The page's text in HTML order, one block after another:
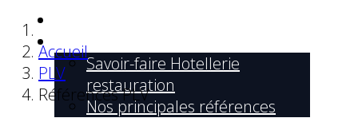
Hôtellerie Restauration
Savoir-faire Hotellerie
restauration
Nos principales références
Accueil
PLV
Références PLV